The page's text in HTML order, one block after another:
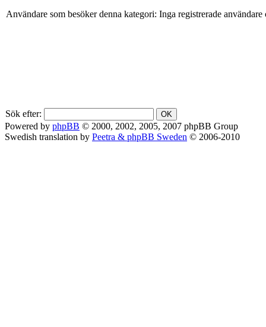
Användare som besöker denna kategori: Inga registrerade användare
Sök efter:
Powered by phpBB © 2000, 2002, 2005, 2007 phpBB Group
Swedish translation by Peetra & phpBB Sweden © 2006-2010